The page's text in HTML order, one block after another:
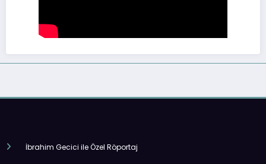
İbrahim Gecici ile Özel Röportaj